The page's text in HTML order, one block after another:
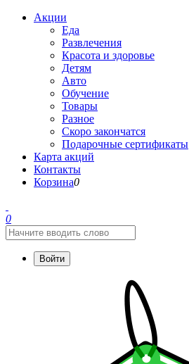
Акции
Еда
Развлечения
Красота и здоровье
Детям
Авто
Обучение
Товары
Разное
Скоро закончатся
Подарочные сертификаты
Карта акций
Контакты
Корзина0
0
Войти